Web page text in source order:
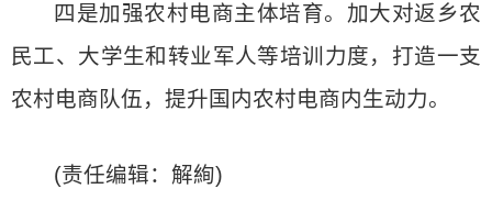
四是加强农村电商主体培育。加大对返乡农
民工、大学生和转业军人等培训力度，打造一支
农村电商队伍，提升国内农村电商内生动力。
(责任编辑：解絢)